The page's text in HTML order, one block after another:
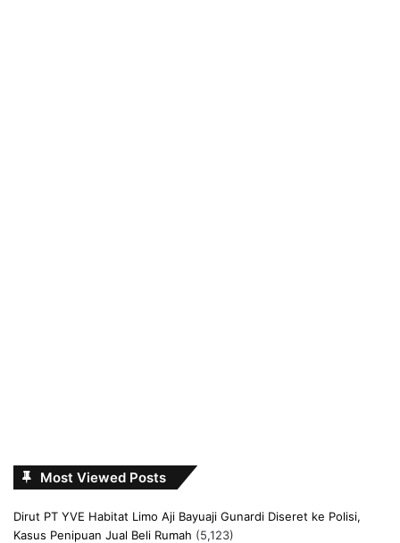
Most Viewed Posts
Dirut PT YVE Habitat Limo Aji Bayuaji Gunardi Diseret ke Polisi,
Kasus Penipuan Jual Beli Rumah (5,123)